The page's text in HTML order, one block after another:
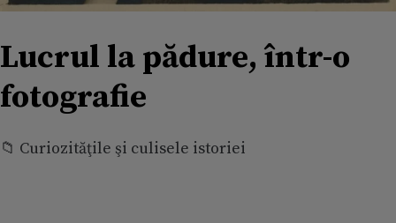
Lucrul la pădure, într-o
fotografie
📁 Curiozităţile şi culisele istoriei